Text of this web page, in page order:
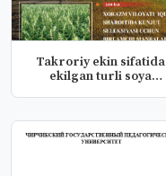
Takroriy ekin sifatida
ekilgan turli soya